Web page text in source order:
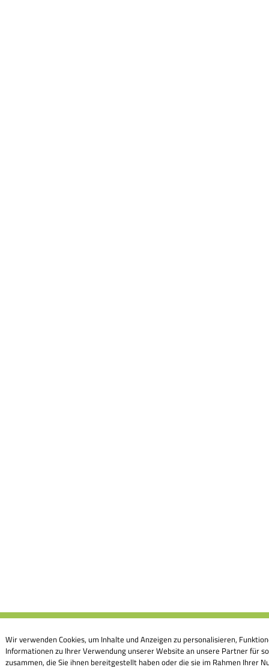
Wir verwenden Cookies, um Inhalte und Anzeigen zu personalisieren,
Informationen zu Ihrer Verwendung unserer Website an unsere Partner für
zusammen, die Sie ihnen bereitgestellt haben oder die sie im Rahmen Ihrer